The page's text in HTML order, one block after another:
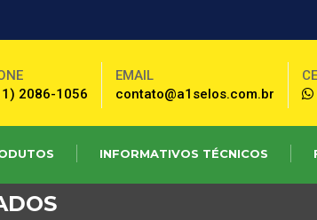
2086-1056
EMAIL
contato@a1selos.com.br
INFORMATIVOS TÉCNICOS